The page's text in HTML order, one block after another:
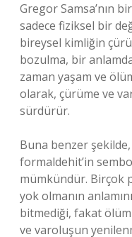
Gregor Samsa’nın
sadece fiziksel bir
bireysel kimliğin
bozulma, bir
zaman yaşam ve
olarak, çürüme ve
sürdürür.
Buna benzer
formaldehit’in
mümkündür. Birçok
yok olmanın
bitmediği, fakat
ve varoluşun